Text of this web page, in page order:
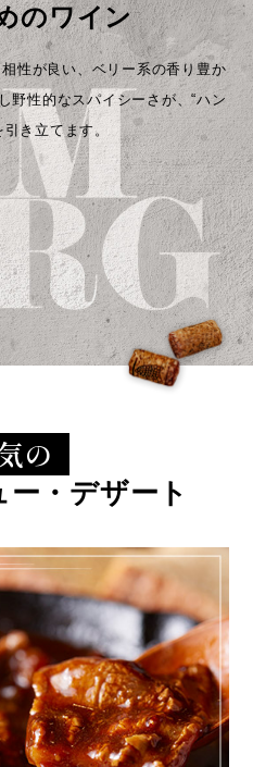
のワイン
性が良い、 ベリー系の香り豊か
野性的なスパイシーさが、“ハン
き立てます。
の
・デザート